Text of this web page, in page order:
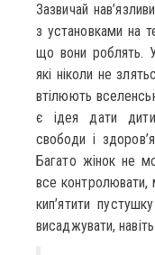
Зазвичай
з установками на
що вони роблять.
які ніколи не
втілюють
є ідея дати
свободи і
Багато жінок не
все контролювати,
кип’ятити
висаджувати,